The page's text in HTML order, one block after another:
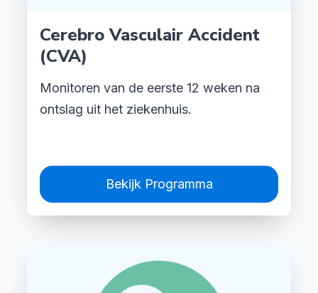
Cerebro Vasculair Accident
(CVA)
Monitoren van de eerste 12 weken na
ontslag uit het ziekenhuis.
Bekijk Programma